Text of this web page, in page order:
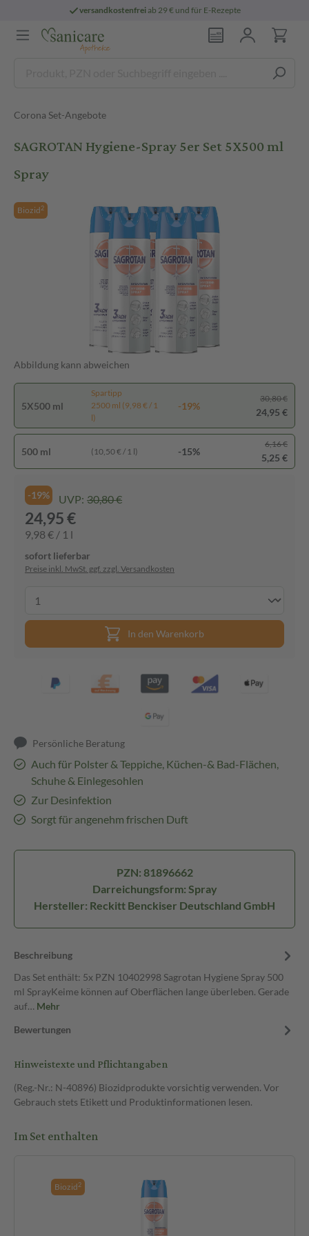
versandkostenfreiab 29 € und für E-Rezepte
Corona Set-Angebote
SAGROTAN Hygiene-Spray 5er Set 5X500 ml
Spray
Biozid2
Abbildung kann abweichen
5X500 ml
Spartipp
2500 ml (9,98 € / 1
l)
-19%
30,80 €
24,95 €
500 ml (10,50 € / 1 l) -15%
6,16 €
5,25 €
-19% UVP: 30,80 €
24,95 €
9,98 € / 1 l
sofort lieferbar
Preise inkl. MwSt. ggf. zzgl. Versandkosten
In den Warenkorb
Persönliche Beratung
Auch für Polster & Teppiche, Küchen-& Bad-Flächen,
Schuhe & Einlegesohlen
Zur Desinfektion
Sorgt für angenehm frischen Duft
PZN: 81896662
Darreichungsform: Spray
Hersteller: Reckitt Benckiser Deutschland GmbH
Beschreibung
Das Set enthält: 5x PZN 10402998 Sagrotan Hygiene Spray 500
ml SprayKeime können auf Oberflächen lange überleben. Gerade
auf… Mehr
Bewertungen
Hinweistexte und Pflichtangaben
(Reg.-Nr.: N-40896) Biozidprodukte vorsichtig verwenden. Vor
Gebrauch stets Etikett und Produktinformationen lesen.
Im Set enthalten
Biozid2